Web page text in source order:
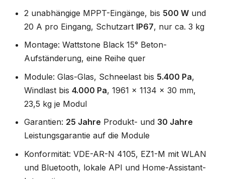
2 unabhängige MPPT-Eingänge, bis 500 W und
20 A pro Eingang, Schutzart IP67, nur ca. 3 kg
Montage: Wattstone Black 15° Beton-
Aufständerung, eine Reihe quer
Module: Glas-Glas, Schneelast bis 5.400 Pa,
Windlast bis 4.000 Pa, 1961 x 1134 x 30 mm,
23,5 kg je Modul
Garantien: 25 Jahre Produkt- und 30 Jahre
Leistungsgarantie auf die Module
Konformität: VDE-AR-N 4105, EZ1-M mit WLAN
und Bluetooth, lokale API und Home-Assistant-